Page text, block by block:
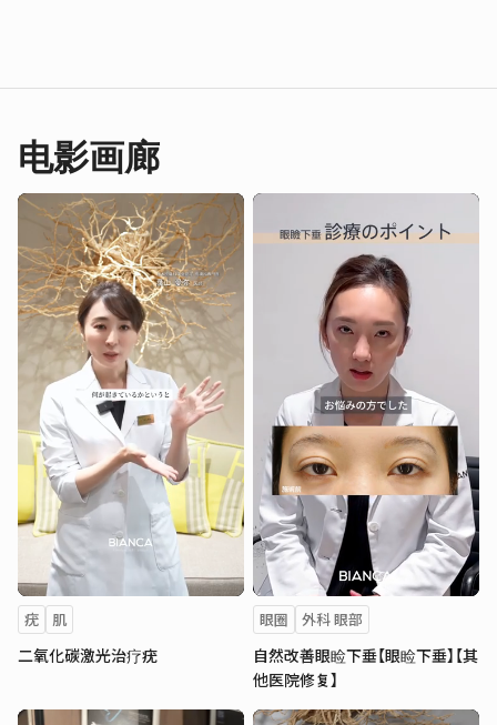
电影画廊
疣 肌
二氧化碳激光治疗疣
眼圈 外科 眼部
自然改善眼睑下垂【眼睑下垂】【其
他医院修复】